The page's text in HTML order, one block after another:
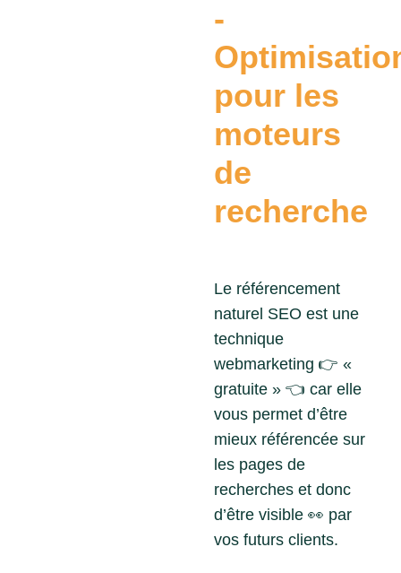
-
pour les
moteurs
de
recherche
Le référencement
naturel SEO est une
technique
webmarketing👉 «
gratuite »👈 car elle
vous permet d’être
mieux référencée sur
les pages de
recherches et donc
d’être visible👀 par
vos futurs clients.